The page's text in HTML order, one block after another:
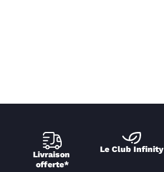
Livraison
offerte*
Le Club Infinity